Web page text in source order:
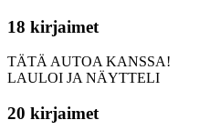
18 kirjaimet
TÄTÄ AUTOA KANSSA!
LAULOI JA NÄYTTELI
20 kirjaimet